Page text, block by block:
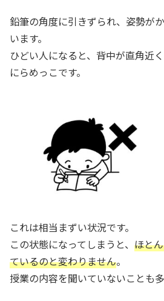
鉛筆の角度に引きずられ、姿勢が
います。
ひどい人になると、背中が直角近
にらめっこです。
これは相当まずい状況です。
この状態になってしまうと、 ほと
ているのと変わりません。
授業の内容を聞いていないことも多